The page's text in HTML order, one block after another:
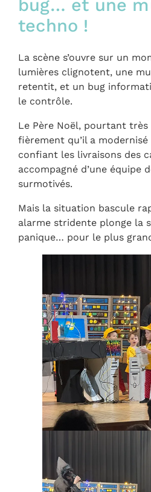
bug… et une
techno !
La scène s’ouvre sur un
lumières clignotent, une
retentit, et un bug
le contrôle.
Le Père Noël, pourtant
fièrement qu’il a
confiant les livraisons des
accompagné d’une équipe
surmotivés.
Mais la situation bascule
alarme stridente plonge la
panique… pour le plus